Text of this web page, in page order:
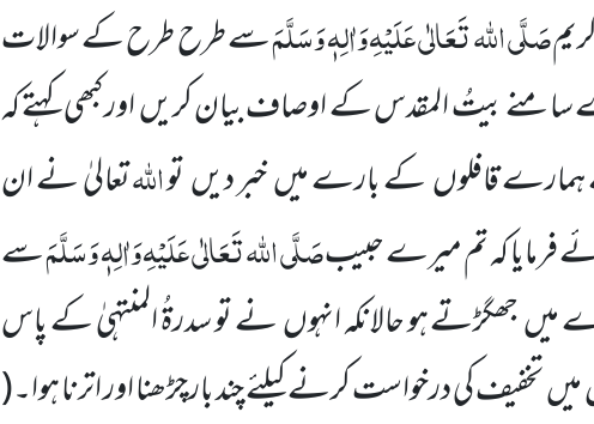
صَلَّی اللہ تَعَالٰی عَلَیْہِوَاٰلِہٖ وَسَلَّمَسے طرح طرح کے سوالات
سامنے بیتُ المقدس کے اوصاف بیان کریں اور کبھی کہتے کہ
قافلوں کے بارے میں خبر دیں تواللہتعالیٰ نے ان
کہ تم میرے حبیبصَلَّی اللہ تَعَالٰی عَلَیْہِوَاٰلِہٖ وَسَلَّمَسے
جھگڑتے ہو حالانکہ انہوں نے تو سدرۃُ المنتہیٰ کے پاس
میں تخفیف کی درخواست کرنے کیلئے چند بارچڑھنا اور اترنا ہوا۔(